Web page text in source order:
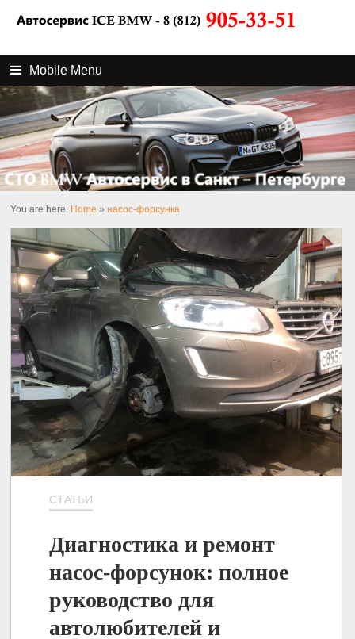
Mobile Menu
You are here: Home »насос-форсунка
СТАТЬИ
Диагностика и ремонт
насос-форсунок: полное
руководство для
автолюбителей и